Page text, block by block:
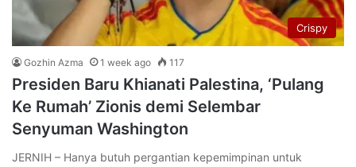
Crispy
Gozhin Azma 1 week ago 117
Presiden Baru Khianati Palestina, ‘Pulang
Ke Rumah’ Zionis demi Selembar
Senyuman Washington
JERNIH – Hanya butuh pergantian kepemimpinan untuk